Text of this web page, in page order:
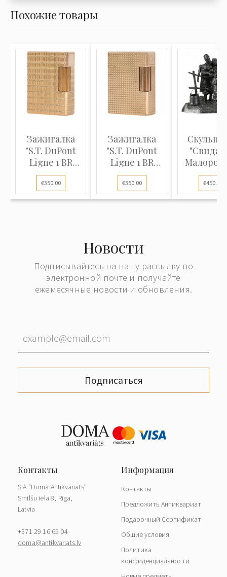
Похожие товары
Зажигалка
"S.T. DuPont
Ligne 1 BR
Small, Gold
plated"
€350.00
Зажигалка
"S.T. DuPont
Ligne 1 BR
Small, Gold
plated
diamond
€350.00 €450.00
Новости
Подписывайтесь на нашу рассылку по
электронной почте и получайте
ежемесячные новости и обновления.
Подписаться
SIA "Doma Antikvariāts"
Smilšu iela 8, Rīga,
Latvia
+371 29 16 65 04
doma@antikvariats.lv
Контакты
Предложить Антиквариат
Подарочный Сертификат
Общие условия
Политика
конфиденциальности